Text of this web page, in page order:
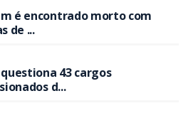
é encontrado morto com
de ...
questiona 43 cargos
d...